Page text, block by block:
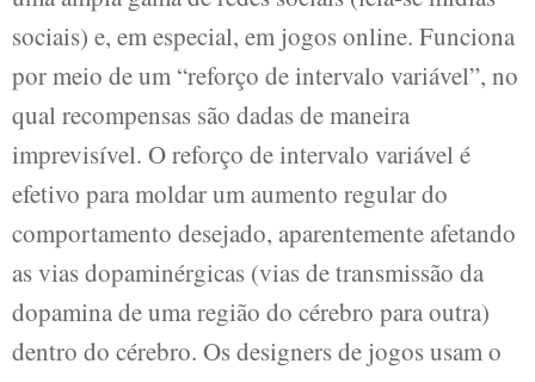
sociais) e, em especial, em jogos online. Funciona
por meio de um “reforço de intervalo variável”, no
qual recompensas são dadas de maneira
imprevisível. O reforço de intervalo variável é
efetivo para moldar um aumento regular do
comportamento desejado, aparentemente afetando
as vias dopaminérgicas (vias de transmissão da
dopamina de uma região do cérebro para outra)
dentro do cérebro. Os designers de jogos usam o